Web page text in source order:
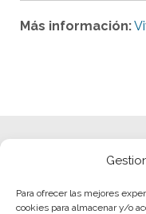
Para ofrecer las mejores
cookies para almacenar y/o
Más información: